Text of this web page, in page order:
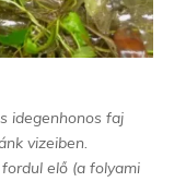
idegenhonos faj
vizeiben.
elő (a folyami